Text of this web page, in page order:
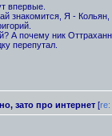
впервые.
знакомится, Я -
А почему ник
перепутал.
зато про интернет [re: